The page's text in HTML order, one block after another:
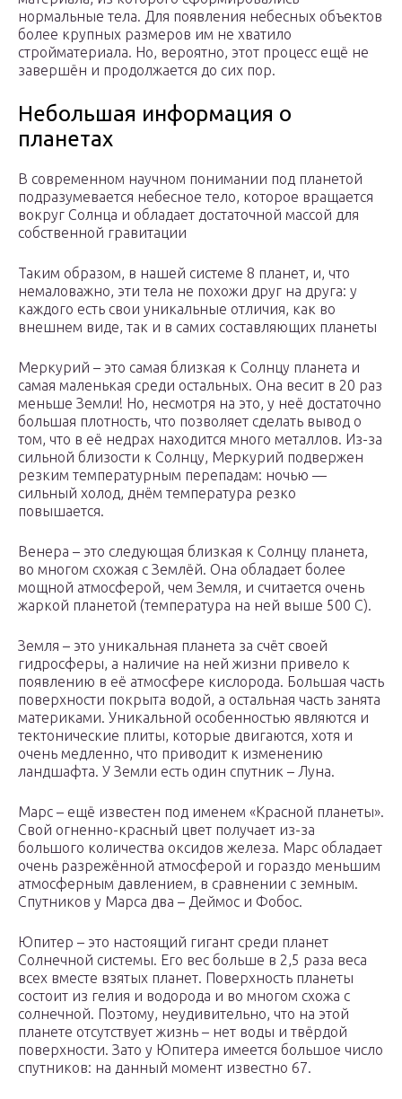
нормальные тела. Для появления небесных объектов
более крупных размеров им не хватило
стройматериала. Но, вероятно, этот процесс ещё не
завершён и продолжается до сих пор.
Небольшая информация о
планетах
В современном научном понимании под планетой
подразумевается небесное тело, которое вращается
вокруг Солнца и обладает достаточной массой для
собственной гравитации
Таким образом, в нашей системе 8 планет, и, что
немаловажно, эти тела не похожи друг на друга: у
каждого есть свои уникальные отличия, как во
внешнем виде, так и в самих составляющих планеты
Меркурий – это самая близкая к Солнцу планета и
самая маленькая среди остальных. Она весит в 20 раз
меньше Земли! Но, несмотря на это, у неё достаточно
большая плотность, что позволяет сделать вывод о
том, что в её недрах находится много металлов. Из-за
сильной близости к Солнцу, Меркурий подвержен
резким температурным перепадам: ночью —
сильный холод, днём температура резко
повышается.
Венера – это следующая близкая к Солнцу планета,
во многом схожая с Землёй. Она обладает более
мощной атмосферой, чем Земля, и считается очень
жаркой планетой (температура на ней выше 500 С).
Земля – это уникальная планета за счёт своей
гидросферы, а наличие на ней жизни привело к
появлению в её атмосфере кислорода. Большая часть
поверхности покрыта водой, а остальная часть занята
материками. Уникальной особенностью являются и
тектонические плиты, которые двигаются, хотя и
очень медленно, что приводит к изменению
ландшафта. У Земли есть один спутник – Луна.
Марс – ещё известен под именем «Красной планеты».
Свой огненно-красный цвет получает из-за
большого количества оксидов железа. Марс обладает
очень разрежённой атмосферой и гораздо меньшим
атмосферным давлением, в сравнении с земным.
Спутников у Марса два – Деймос и Фобос.
Юпитер – это настоящий гигант среди планет
Солнечной системы. Его вес больше в 2,5 раза веса
всех вместе взятых планет. Поверхность планеты
состоит из гелия и водорода и во многом схожа с
солнечной. Поэтому, неудивительно, что на этой
планете отсутствует жизнь – нет воды и твёрдой
поверхности. Зато у Юпитера имеется большое число
спутников: на данный момент известно 67.